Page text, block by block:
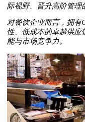
际视野、晋升高阶管理
对餐饮企业而言，拥有
性、低成本的卓越供应
能与市场竞争力。